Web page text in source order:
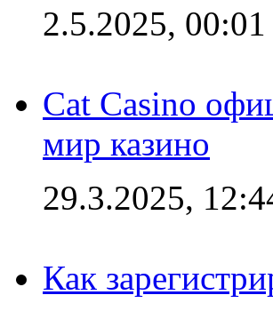
2.5.2025, 00:01
Cat Casino
мир казино
29.3.2025,
Как